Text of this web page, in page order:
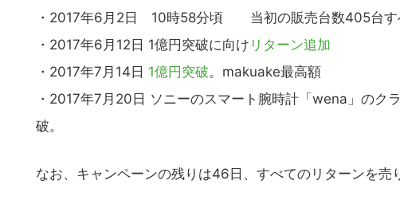
・2017年6月2日 10時58分頃 当初の販売台数405台す
・2017年6月12日 1億円突破に向け リターン追加
・2017年7月14日 1億円突破。makuake最高額
・2017年7月20日 ソニーのスマート腕時計「wena」のク
破。
なお、キャンペーンの残りは46日、すべてのリターンを